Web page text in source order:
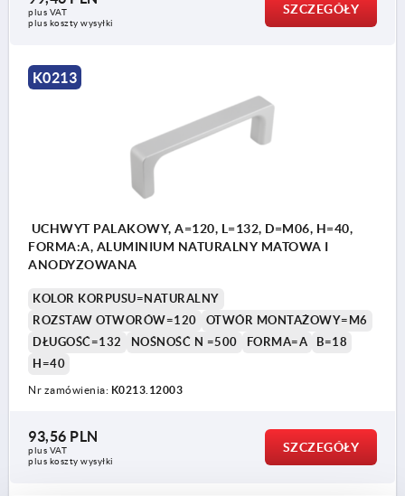
plus VAT
plus koszty wysyłki
SZCZEGÓŁY
K0213
UCHWYT PALAKOWY, A=120, L=132, D=M06, H=40,
FORMA:A, ALUMINIUM NATURALNY MATOWA I
ANODYZOWANA
KOLOR KORPUSU=NATURALNY
ROZSTAW OTWORÓW=120
OTWÓR MONTAŻOWY=M6
DŁUGOŚĆ=132
NOŚNOŚĆ N =500 FORMA=A
B=18
H=40
Nr zamówienia: K0213.12003
93,56 PLN
plus VAT
plus koszty wysyłki
SZCZEGÓŁY